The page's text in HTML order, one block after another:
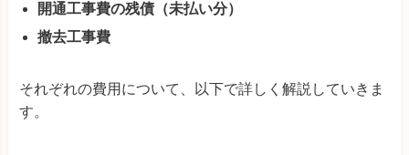
開通工事費の残債（未払い分）
撤去工事費
それぞれの費用について、以下で詳しく解説していきま
す。